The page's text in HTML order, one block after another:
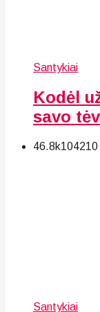
Santykiai
Kodėl
savo
46.8k104210
Santykiai